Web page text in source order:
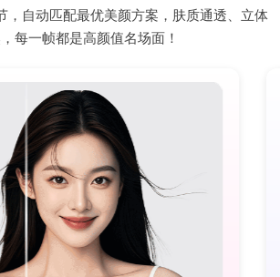
，自动匹配最优美颜方案，肤质通透、立体
每一帧都是高颜值名场面！